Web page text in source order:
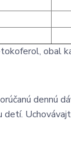
obal
dennú